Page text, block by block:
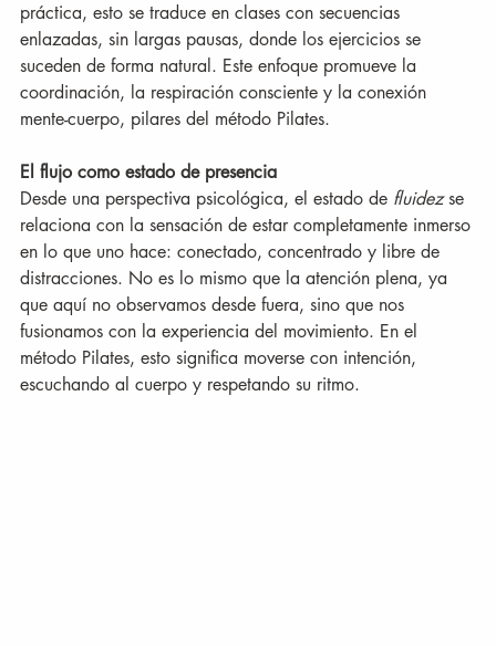
práctica, esto se traduce en clases con secuencias
enlazadas, sin largas pausas, donde los ejercicios se
suceden de forma natural. Este enfoque promueve la
coordinación, la respiración consciente y la conexión
mente-cuerpo, pilares del método Pilates.
El flujo como estado de presencia
Desde una perspectiva psicológica, el estado de fluidez se
relaciona con la sensación de estar completamente inmerso
en lo que uno hace: conectado, concentrado y libre de
distracciones. No es lo mismo que la atención plena, ya
que aquí no observamos desde fuera, sino que nos
fusionamos con la experiencia del movimiento. En el
método Pilates, esto significa moverse con intención,
escuchando al cuerpo y respetando su ritmo.